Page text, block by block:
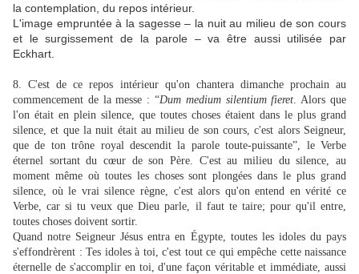
la contemplation, du repos intérieur.
L'image empruntée à la sagesse – la nuit au milieu de son cours
et le surgissement de la parole – va être aussi utilisée par
Eckhart.
8. C'est de ce repos intérieur qu'on chantera dimanche prochain au
commencement de la messe : “Dum medium silentium fieret . Alors que
l'on était en plein silence, que toutes choses étaient dans le plus grand
silence, et que la nuit était au milieu de son cours, c'est alors Seigneur,
que de ton trône royal descendit la parole toute-puissante”, le Verbe
éternel sortant du cœur de son Père. C'est au milieu du silence, au
moment même où toutes les choses sont plongées dans le plus grand
silence, où le vrai silence règne, c'est alors qu'on entend en vérité ce
Verbe, car si tu veux que Dieu parle, il faut te taire; pour qu'il entre,
toutes choses doivent sortir.
Quand notre Seigneur Jésus entra en Égypte, toutes les idoles du pays
s'effondrèrent : Tes idoles à toi, c'est tout ce qui empêche cette naissance
éternelle de s'accomplir en toi, d'une façon véritable et immédiate, aussi